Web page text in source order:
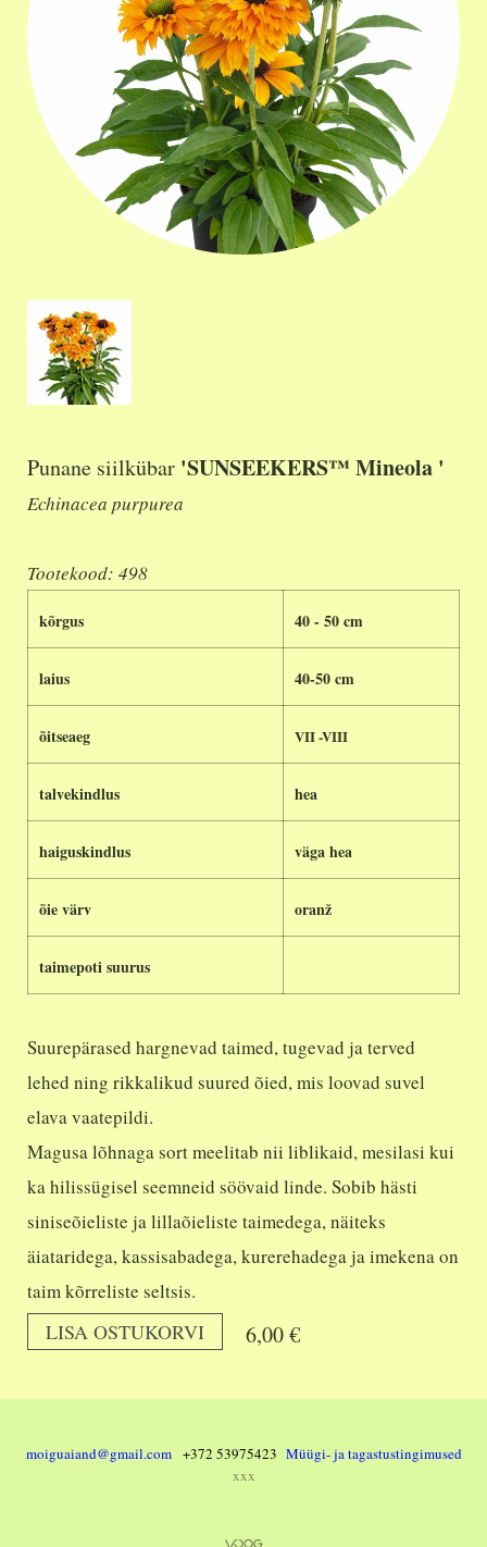
Punane siilkübar 'SUNSEEKERS™ Mineola '
Echinacea purpurea
Tootekood: 498
kõrgus 40 - 50 cm
laius 40-50 cm
õitseaeg VII -VIII
talvekindlus hea
haiguskindlus väga hea
õie värv oranž
taimepoti suurus
Suurepärased hargnevad taimed, tugevad ja terved
lehed ning rikkalikud suured õied, mis loovad suvel
elava vaatepildi.
Magusa lõhnaga sort meelitab nii liblikaid, mesilasi kui
ka hilissügisel seemneid söövaid linde. Sobib hästi
siniseõieliste ja lillaõieliste taimedega, näiteks
äiataridega, kassisabadega, kurerehadega ja imekena on
taim kõrreliste seltsis.
LISA OSTUKORVI 6,00 €
moiguaiand@gmail.com +372 53975423 Müügi- ja tagastustingimused
xxx